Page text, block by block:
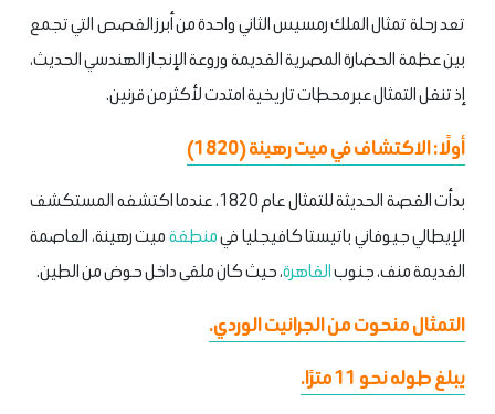
تعد رحلة تمثال الملك رمسيس الثاني واحدة من أبرز القصص التي تجمع
بين عظمة الحضارة المصرية القديمة وروعة الإنجاز الهندسي الحديث،
إذ تنقل التمثال عبر محطات تاريخية امتدت لأكثر من قرنين.
أولًا: الاكتشاف في ميت رهينة (1820)
بدأت القصة الحديثة للتمثال عام 1820، عندما اكتشفه المستكشف
الإيطالي جيوفاني باتيستا كافيجليا فيمنطقةميت رهينة، العاصمة
القديمة منف، جنوبالقاهرة، حيث كان ملقى داخل حوض من الطين.
التمثال منحوت من الجرانيت الوردي.
يبلغ طوله نحو 11 مترًا.